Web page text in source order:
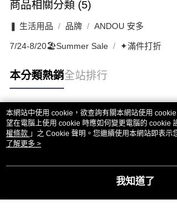
商品相關分類 (5)
❚ 生活用品 品牌 ANDOU 安多
7/24-8/20🏖️Summer Sale ✦滿件打折
本分類熱銷全站排行
熱門標籤
本網站中使用 cookie，欲查詢有關本網站使用
望在電腦上使用 cookie 時應如何變更電腦的 cookie
權條款 」之 Cookie 聲明。您繼續使用本網站即表示
用條款之 Cookie 聲明使用 cookie。
了解更多 >
我知道了